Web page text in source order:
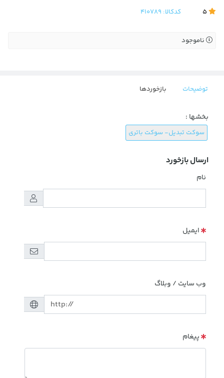
کدکالا: 410789
ناموجود
توضیحات بازخوردها
بخشها :
سوکت تبدیل- سوکت باتری
ارسال بازخورد
نام
ایمیل
وب سایت / وبلاگ
پیغام